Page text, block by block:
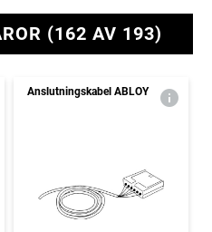
(162 AV 193)
Anslutningskabel ABLOY